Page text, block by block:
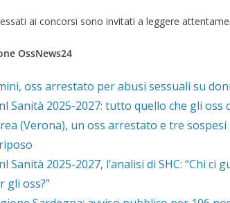
ai concorsi sono invitati a leggere
OssNews24
oss arrestato per abusi sessuali su
Sanità 2025-2027: tutto quello che gli
(Verona), un oss arrestato e tre
Sanità 2025-2027, l’analisi di SHC: “Chi ci
gli oss?”